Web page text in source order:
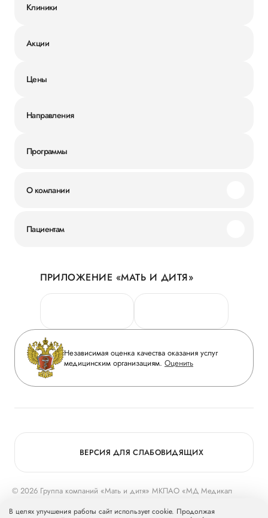
Клиники
Акции
Цены
Направления
Программы
О компании
Новости
Руководство
Сотрудничество
Инвесторам
Журнал «Мать и дитя»
Вакансии
Медицинский туризм
Пациентам
Личный кабинет
Персональные данные
Горячая линия качества
Вопрос-ответ
Приложение пациента
Статьи
ПРИЛОЖЕНИЕ «МАТЬ И ДИТЯ»
Независимая оценка качества оказания услуг
медицинским организациям. Оценить
© 2026 Группа компаний «Мать и дитя» МКПАО «МД Медикал
ВЕРСИЯ ДЛЯ СЛАБОВИДЯЩИХ
В целях улучшения работы сайт использует cookie. Продолжая